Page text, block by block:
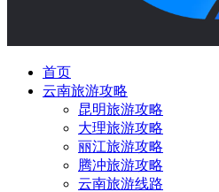
首页
云南旅游攻略
昆明旅游攻略
大理旅游攻略
丽江旅游攻略
腾冲旅游攻略
云南旅游线路